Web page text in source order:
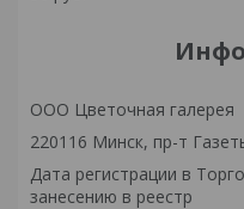
ООО Цветочная галерея
220116 Минск, пр-т
Дата регистрации в
занесению в реестр